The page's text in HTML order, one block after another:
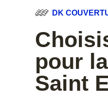
DK
pour
Saint